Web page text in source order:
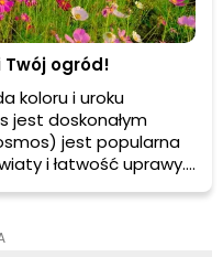
Twój ogród!
koloru i uroku
jest doskonałym
jest popularna
i łatwość uprawy.
roślinie i jak